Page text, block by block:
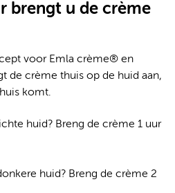
brengt u de crème
voor Emla crème® en
de crème thuis op de huid aan,
komt.
huid? Breng de crème 1 uur
huid? Breng de crème 2